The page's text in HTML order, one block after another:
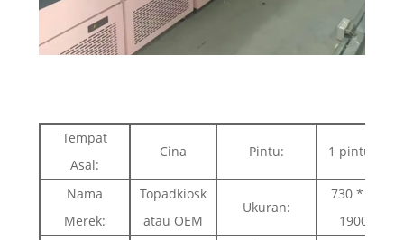
Tempat
Asal:
Cina Pintu: 1 pintu kaca
Nama
Merek:
Topadkiosk
atau OEM
Ukuran:
730 * 775 *
1900mm